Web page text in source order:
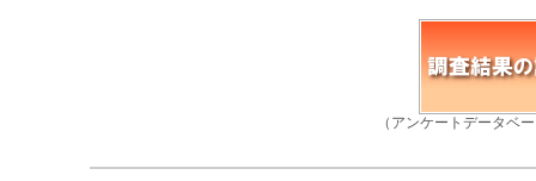
（アンケートデータベ